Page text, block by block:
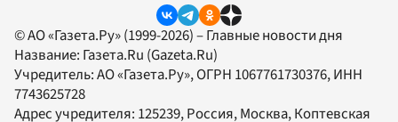
© АО «Газета.Ру» (1999-2026) – Главные новости дня
Название: Газета.Ru (Gazeta.Ru)
Учредитель:АО «Газета.Ру», ОГРН 1067761730376, ИНН
7743625728
Адрес учредителя: 125239, Россия, Москва, Коптевская